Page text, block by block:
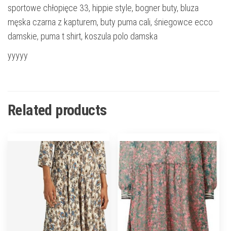
sportowe chłopięce 33, hippie style, bogner buty, bluza
męska czarna z kapturem, buty puma cali, śniegowce ecco
damskie, puma t shirt, koszula polo damska
yyyyy
Related products